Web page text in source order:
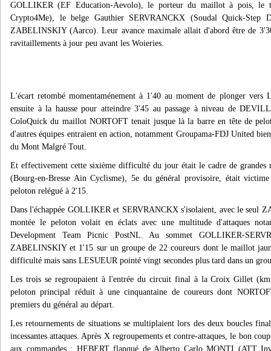
GOLLIKER (EF Education-Aevolo), le porteur du maillot à pois, le
Crypto4Me), le belge Gauthier SERVRANCKX (Soudal Quick-Step
ZABELINSKIY (Aarco). Leur avance maximale allait d'abord être de
ravitaillements à jour peu avant les Woieries.
L'écart retombé momentaménement à 1'40 au moment de plonger vers
ensuite à la hausse pour atteindre 3'45 au passage à niveau de
ColoQuick du maillot NORTOFT tenait jusque là la barre en tête de
d'autres équipes entraient en action, notamment Groupama-FDJ United
du Mont Malgré Tout.
Et effectivement cette sixième difficulté du jour était le cadre de grandes
(Bourg-en-Bresse Ain Cyclisme), 5e du général provisoire, était
peloton relégué à 2'15.
Dans l'échappée GOLLIKER et SERVRANCKX s'isolaient, avec le seul
montée le peloton volait en éclats avec une multitude d'attaques
Development Team Picnic PostNL. Au sommet GOLLIKER-
ZABELINSKIY et 1'15 sur un groupe de 22 coureurs dont le maillot
difficulté mais sans LESUEUR pointé vingt secondes plus tard dans un
Les trois se regroupaient à l'entrée du circuit final à la Croix Gillet
peloton principal réduit à une cinquantaine de coureurs dont
premiers du général au départ.
Les retournements de situations se multiplaient lors des deux boucles
incessantes attaques. Après X regroupements et contre-attaques, le bon
aux commandes : HEBERT flanqué de Alberto Carlo MONTI (ATT